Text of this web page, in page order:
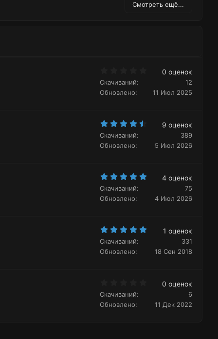
Смотреть ещё...
0 оценок
Скачиваний
12
Обновлено
11 Июл 2025
9 оценок
Скачиваний
389
Обновлено
5 Июл 2026
4 оценок
Скачиваний
75
Обновлено
4 Июл 2026
1 оценок
Скачиваний
331
Обновлено
18 Сен 2018
0 оценок
Скачиваний
6
Обновлено
11 Дек 2022